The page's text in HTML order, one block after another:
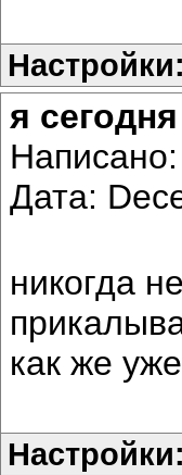
Настройки:
я
Написано:
Дата:
никогда
как же
Настройки: